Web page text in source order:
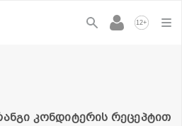
12+
კონდიტერის რეცეპტით